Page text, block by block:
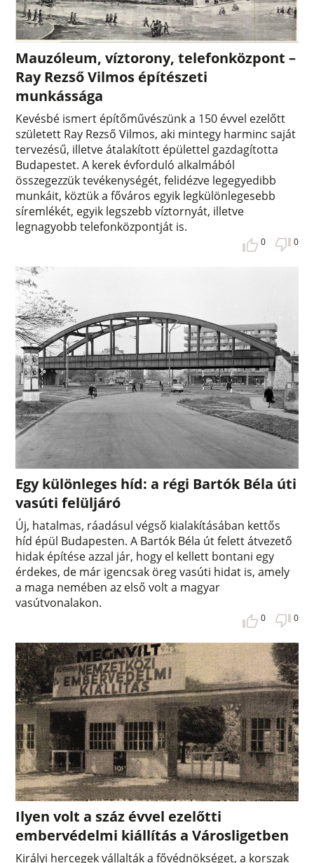
Mauzóleum, víztorony, telefonközpont –
Ray Rezső Vilmos építészeti
munkássága
Kevésbé ismert építőművészünk a 150 évvel ezelőtt
született Ray Rezső Vilmos, aki mintegy harminc saját
tervezésű, illetve átalakított épülettel gazdagította
Budapestet. A kerek évforduló alkalmából
összegezzük tevékenységét, felidézve legegyedibb
munkáit, köztük a főváros egyik legkülönlegesebb
síremlékét, egyik legszebb víztornyát, illetve
legnagyobb telefonközpontját is.
0 0
Egy különleges híd: a régi Bartók Béla úti
vasúti felüljáró
Új, hatalmas, ráadásul végső kialakításában kettős
híd épül Budapesten. A Bartók Béla út felett átvezető
hidak építése azzal jár, hogy el kellett bontani egy
érdekes, de már igencsak öreg vasúti hidat is, amely
a maga nemében az első volt a magyar
vasútvonalakon.
0 0
Ilyen volt a száz évvel ezelőtti
embervédelmi kiállítás a Városligetben
Királyi hercegek vállalták a fővédnökséget, a korszak